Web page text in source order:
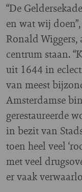
“De
en wat wij
Ronald
centrum staan.
uit 1644 in
van meest
Amsterdamse
gerestaureerde
in bezit van
toen heel veel
met veel
er vaak